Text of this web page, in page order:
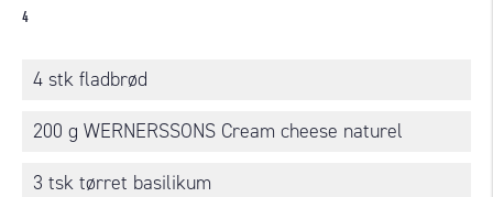
4
4 stk fladbrød
200 g WERNERSSONS Cream cheese naturel
3 tsk tørret basilikum